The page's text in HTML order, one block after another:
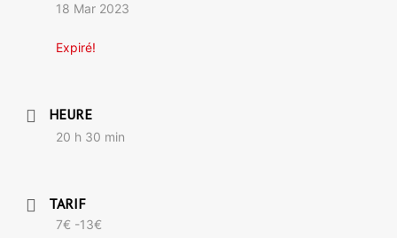
18 Mar 2023
Expiré!
HEURE
20 h 30 min
TARIF
7€ -13€